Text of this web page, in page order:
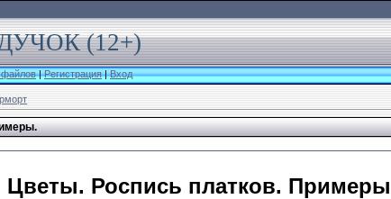
(12+)
файлов|Регистрация|Вход
Цветы. Роспись платков.